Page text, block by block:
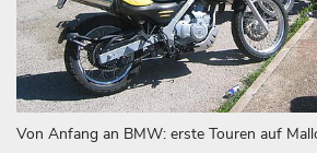
Von Anfang an BMW: erste Touren auf